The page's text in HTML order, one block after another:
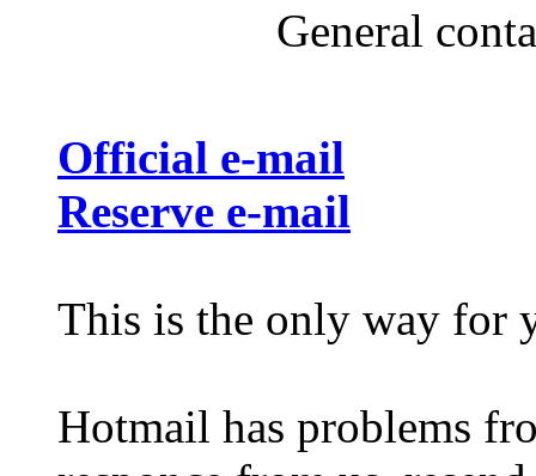
General
Official e-mail
Reserve e-mail
This is the only way for
Hotmail has problems